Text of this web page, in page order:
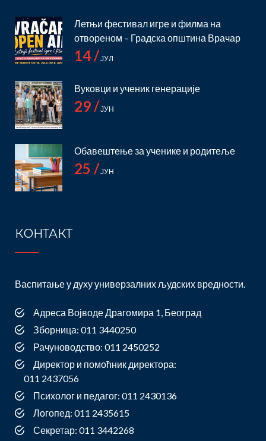
Летњи фестивал игре и филма на
отвореном – Градска општина Врачар
14 /ЈУЛ
Вуковци и ученик генерације
29 /ЈУН
Обавештење за ученике и родитеље
25 /ЈУН
КОНТАКТ
Васпитање у духу универзалних људских вредности.
Адреса Војводе Драгомира 1, Београд
Зборница: 011 3440250
Рачуноводство: 011 2450252
Директор и помоћник директора:
011 2437056
Психолог и педагог: 011 2430136
Логопед: 011 2435615
Секретар: 011 3442268